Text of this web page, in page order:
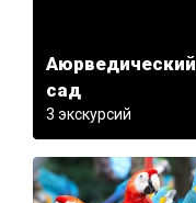
Аюрведический
сад
3 экскурсий